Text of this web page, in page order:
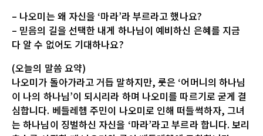
– 나오미는 왜 자신을 ‘마라’라 부르라고 했나요?
– 믿음의 길을 선택한 내게 하나님이 예비하신 은혜를 지금
다 알 수 없어도 기대하나요?
(오늘의 말씀 요약)
나오미가 돌아가라고 거듭 말하지만, 룻은 ‘어머니의 하나님
이 나의 하나님’이 되시리라 하며 나오미를 따르기로 굳게 결
심합니다. 베들레헴 주민이 나오미로 인해 떠들썩하자, 그녀
는 하나님이 징벌하신 자신을 ‘마라’라고 부르라 합니다. 보리